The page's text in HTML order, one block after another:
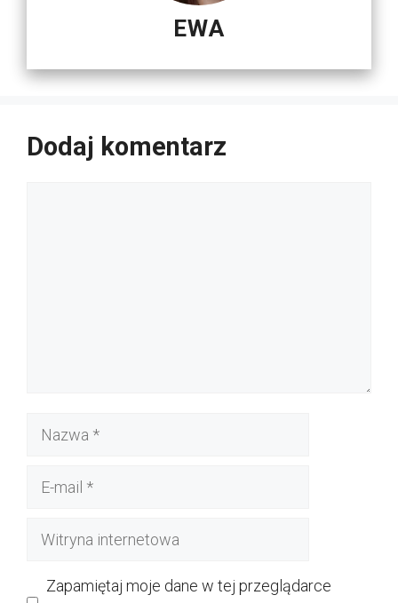
EWA
Dodaj komentarz
Nazwa
Witryna
Zapamiętaj moje dane w tej przeglądarce